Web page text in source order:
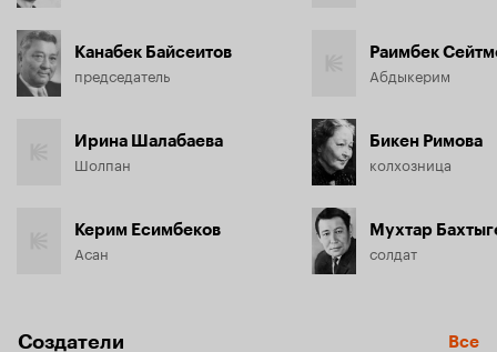
Канабек Байсеитов
председатель
Ирина Шалабаева
Шолпан
Керим Есимбеков
Асан
Раимбек
Абдыкерим
Бикен Римова
колхозница
Мухтар
солдат
Создатели Все